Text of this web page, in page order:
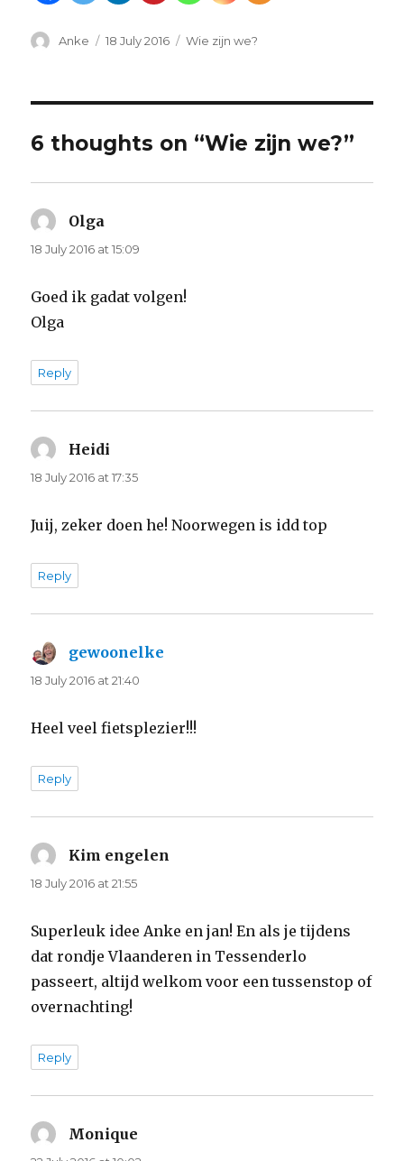
Author
Anke
Posted
18 July 2016 Categories
Wie zijn we?
6 thoughts on “Wie zijn we?”
Olga
18 July 2016 at 15:09
Goed ik gadat volgen!
Olga
Reply
Heidi
18 July 2016 at 17:35
Juij, zeker doen he! Noorwegen is idd top
Reply
gewoonelke
18 July 2016 at 21:40
Heel veel fietsplezier!!!
Reply
Kim engelen
18 July 2016 at 21:55
Superleuk idee Anke en jan! En als je tijdens
dat rondje Vlaanderen in Tessenderlo
passeert, altijd welkom voor een tussenstop of
overnachting!
Reply
Monique